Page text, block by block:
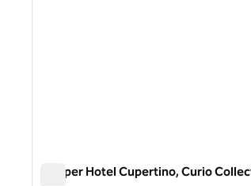
Juniper Hotel Cupertino, Curio